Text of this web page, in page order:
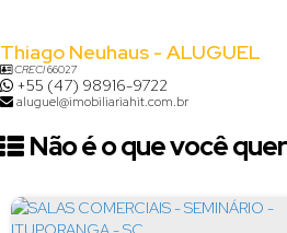
Thiago Neuhaus - ALUGUEL
CRECI66027
+55 (47) 98916-9722
aluguel@imobiliariahit.com.br
Não é o que você